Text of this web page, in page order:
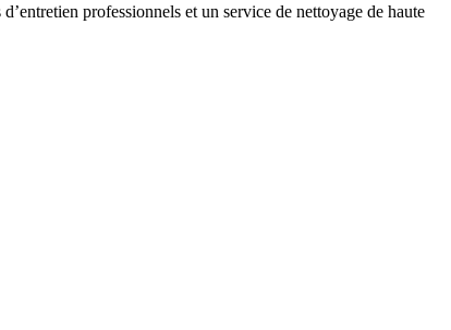
professionnels et un service de nettoyage de haute